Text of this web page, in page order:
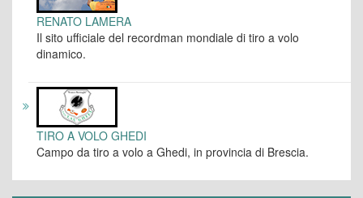
RENATO LAMERA
Il sito ufficiale del recordman mondiale di tiro a volo
dinamico.
TIRO A VOLO GHEDI
Campo da tiro a volo a Ghedi, in provincia di Brescia.